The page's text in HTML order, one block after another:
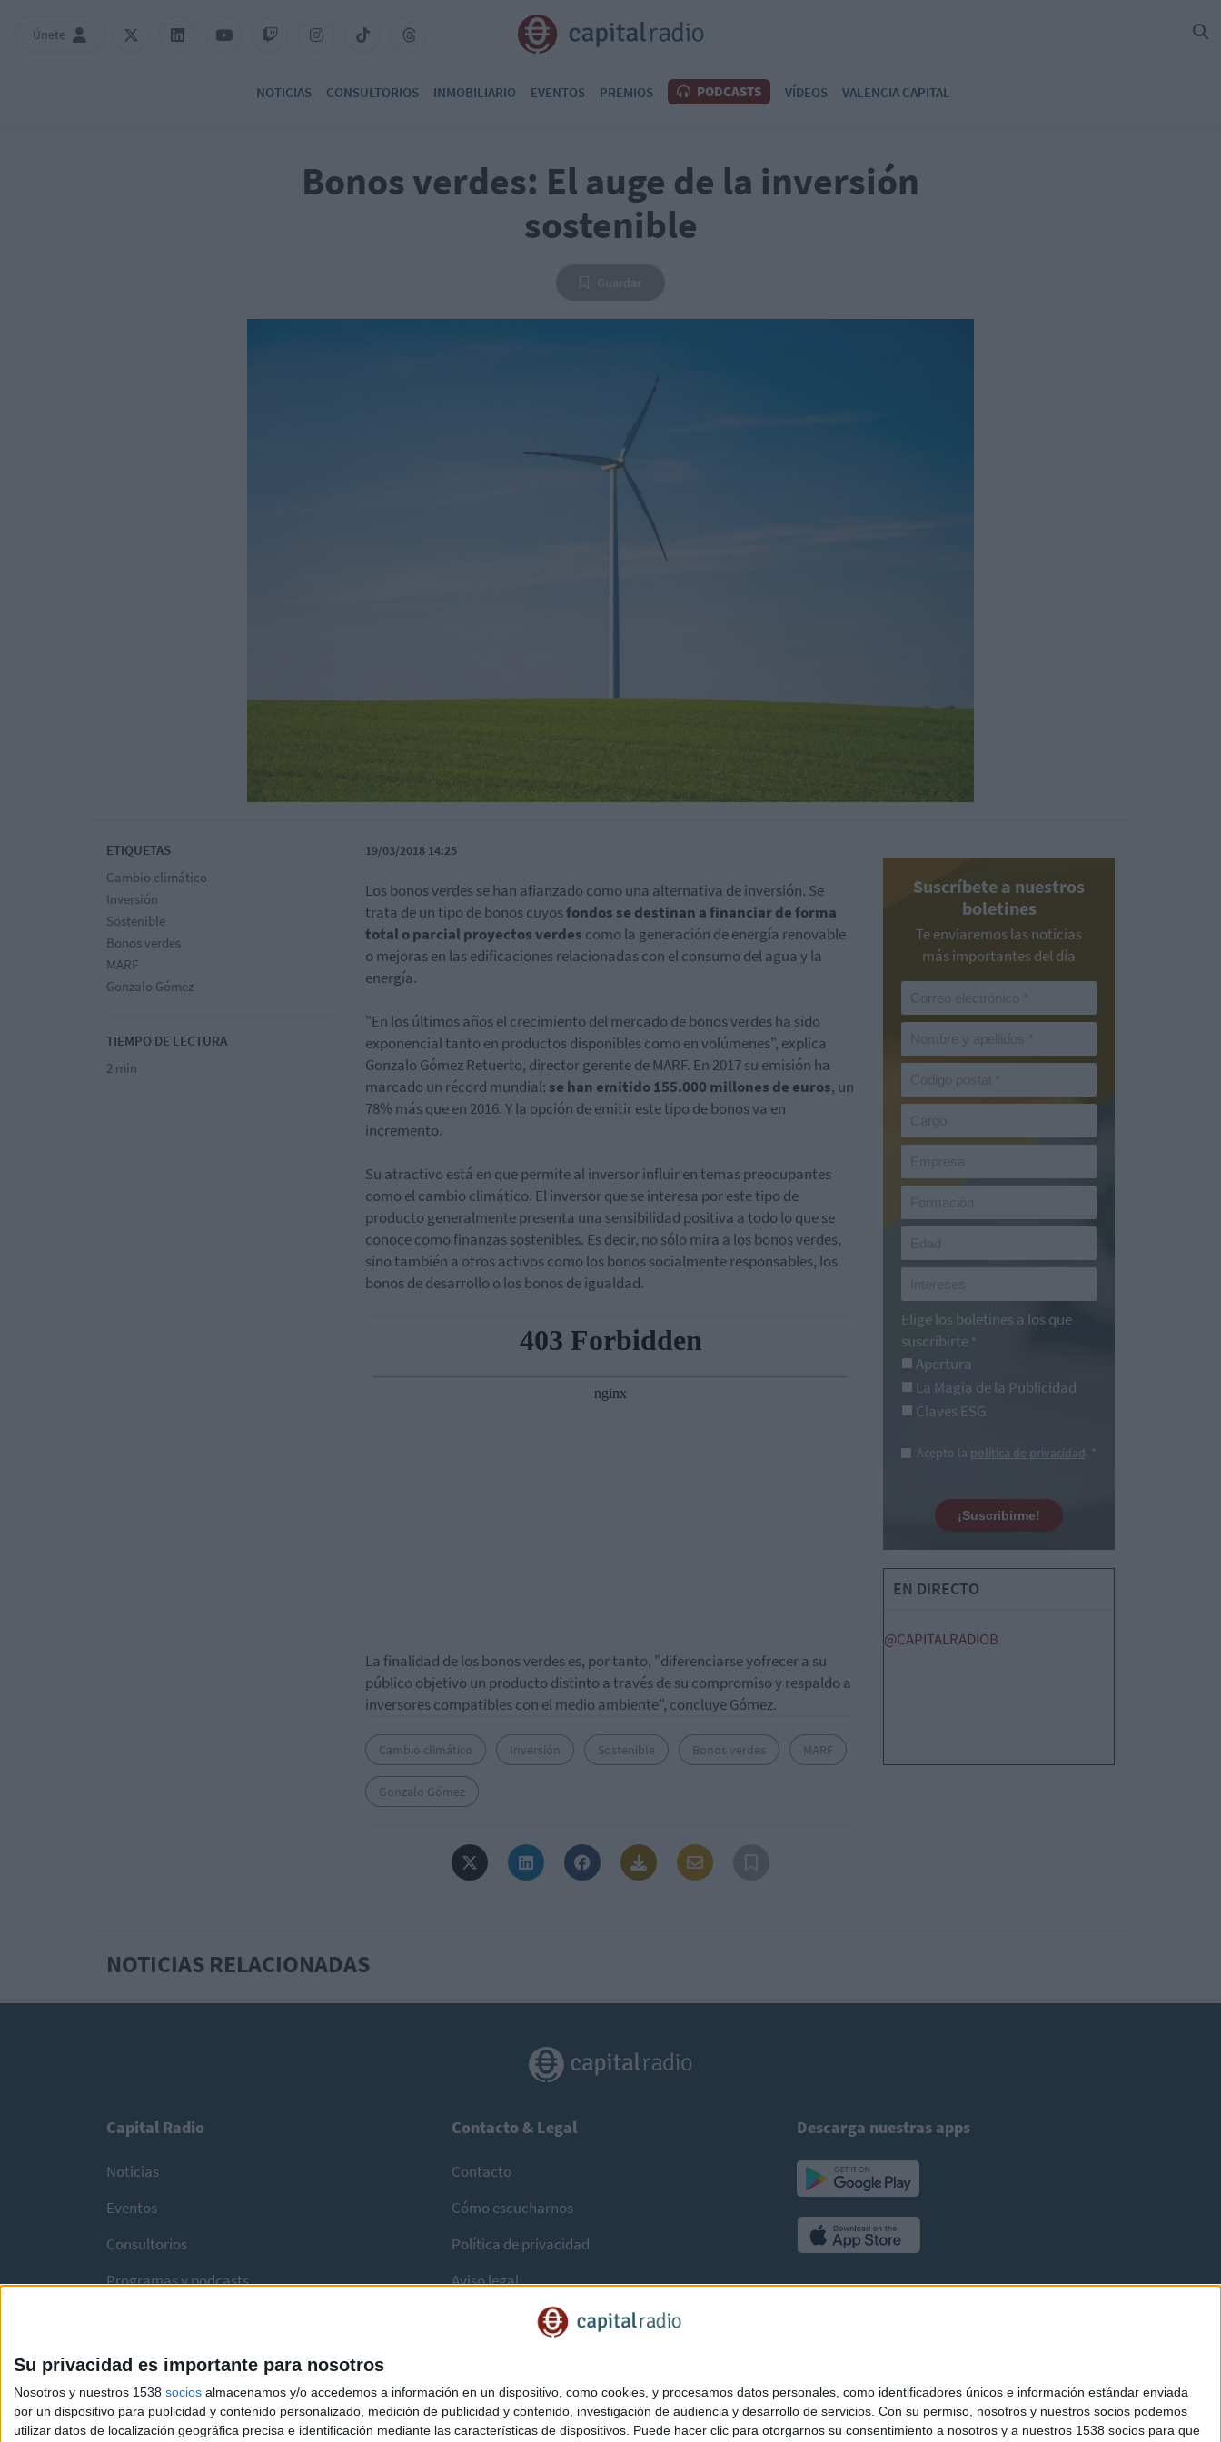
Su privacidad es importante para nosotros
Nosotros y nuestros 1538 socios almacenamos y/o accedemos a información en un dispositivo, como cookies, y procesamos datos personales, como identificadores únicos e información estándar enviada
por un dispositivo para publicidad y contenido personalizado, medición de publicidad y contenido, investigación de audiencia y desarrollo de servicios. Con su permiso, nosotros y nuestros socios podemos
utilizar datos de localización geográfica precisa e identificación mediante las características de dispositivos. Puede hacer clic para otorgarnos su consentimiento a nosotros y a nuestros 1538 socios para que
Únete
NOTICIAS CONSULTORIOS INMOBILIARIO EVENTOS PREMIOS PODCASTS VÍDEOS VALENCIA CAPITAL
Bonos verdes: El auge de la inversión
sostenible
ETIQUETAS
Cambio climático
Inversión
Sostenible
Bonos verdes
MARF
Gonzalo Gómez
TIEMPO DE LECTURA
2 min
19/03/2018 14:25
Los bonos verdes se han afianzado como una alternativa de inversión. Se
trata de un tipo de bonos cuyosfondos se destinan a financiar de forma
total o parcial proyectos verdes como la generación de energía renovable
o mejoras en las edificaciones relacionadas con el consumo del agua y la
energía.
"En los últimos años el crecimiento del mercado de bonos verdes ha sido
exponencial tanto en productos disponibles como en volúmenes", explica
Gonzalo Gómez Retuerto, director gerente de MARF. En 2017 su emisión ha
marcado un récord mundial: se han emitido 155.000 millones de euros, un
78% más que en 2016. Y la opción de emitir este tipo de bonos va en
incremento.
Su atractivo está en que permite al inversor influir en temas preocupantes
como el cambio climático. El inversor que se interesa por este tipo de
producto generalmente presenta una sensibilidad positiva a todo lo que se
conoce como finanzas sostenibles. Es decir, no sólo mira a los bonos verdes,
sino también a otros activos como los bonos socialmente responsables, los
bonos de desarrollo o los bonos de igualdad.
La finalidad de los bonos verdes es, por tanto, "diferenciarse yofrecer a su
público objetivo un producto distinto a través de su compromiso y respaldo a
inversores compatibles con el medio ambiente", concluye Gómez.
Cambio climático Inversión Sostenible Bonos verdes MARF
Gonzalo Gómez
Suscríbete a nuestros
boletines
Te enviaremos las noticias
más importantes del día
Elige los boletines a los que
suscribirte *
Apertura
La Magia de la Publicidad
Claves ESG
Acepto la política de privacidad. *
¡Suscribirme!
EN DIRECTO
@CAPITALRADIOB
NOTICIAS RELACIONADAS
Capital Radio
Noticias
Eventos
Consultorios
Programas y podcasts
Contacto & Legal
Contacto
Cómo escucharnos
Política de privacidad
Aviso legal
Descarga nuestras apps